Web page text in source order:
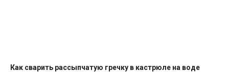
Как сварить рассыпчатую гречку в кастрюле на воде